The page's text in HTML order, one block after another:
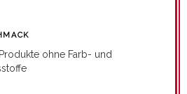
ohne Farb- und